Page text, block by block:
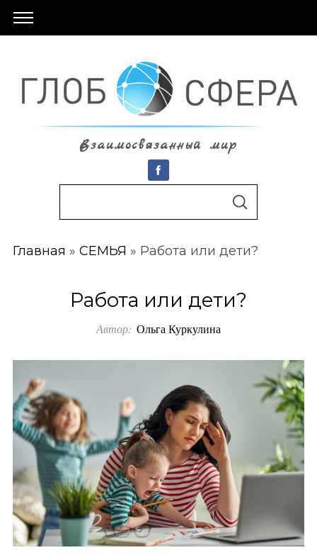
Взаимосвязанный мир
r
S
C
H
Главная » СЕМЬЯ » Работа или дети?
Работа или дети?
Автор: Ольга Куркулина